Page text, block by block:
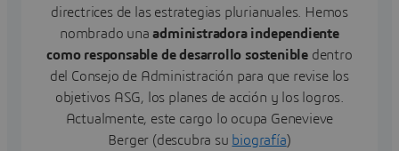
directrices de las estrategias plurianuales. Hemos
nombrado unaadministradora independiente
como responsable de desarrollo sostenible dentro
del Consejo de Administración para que revise los
objetivos ASG, los planes de acción y los logros.
Actualmente, este cargo lo ocupa Genevieve
Berger (descubra su biografía)